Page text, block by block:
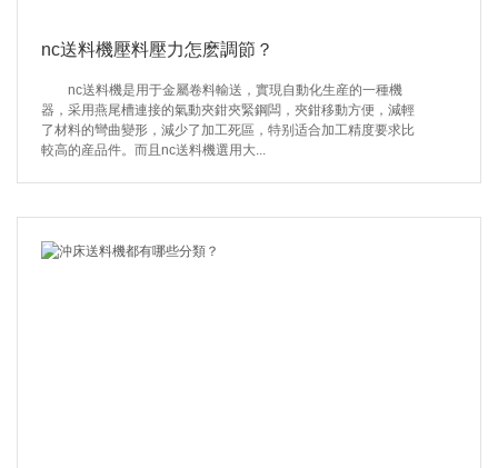
nc送料機壓料壓力怎麽調節？
nc送料機是用于金屬卷料輸送，實現自動化生産的一種機
器，采用燕尾槽連接的氣動夾鉗夾緊鋼闆，夾鉗移動方便，減輕
了材料的彎曲變形，減少了加工死區，特别适合加工精度要求比
較高的産品件。而且nc送料機選用大...